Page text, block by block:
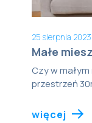
25 sierpnia 2023
Małe
Czy w
przestrzeń
więcej